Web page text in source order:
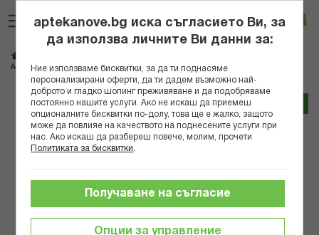
към
съдържанието
Вход
АКВАФОР СТЪКЛЕНА ФИЛТРИРАЩА КАНА ГЛАС МФП МГ БЯЛА
Трайно ниска цена онлайн
Преминете
края
aptekanove.bg иска съгласието Ви, за
да използва личните Ви данни за:
Ние използваме бисквитки, за да ти поднасяме
персонализирани оферти, да ти дадем възможно най-
доброто и гладко шопинг преживяване и да подобряваме
постоянно нашите услуги. Ако не искаш да приемеш
опционалните бисквитки по-долу, това ще е жалко, защото
може да повлияе на качеството на поднесените услуги при
нас. Ако искаш да разбереш повече, молим, прочети
Политиката за бисквитки
Опции за управление
Получаване на съгласие